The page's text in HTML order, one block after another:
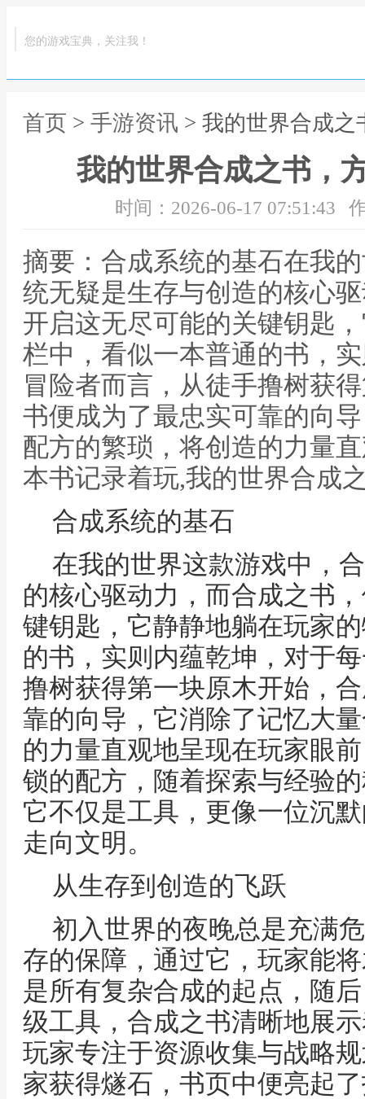
您的游戏宝典，关注我！
首页 > 手游资讯 > 我的世界合成
我的世界合成之书，
时间：2026-06-17 07:51:43
摘要：合成系统的基石在我
统无疑是生存与创造的核心
开启这无尽可能的关键钥匙
栏中，看似一本普通的书，
冒险者而言，从徒手撸树获
书便成为了最忠实可靠的向
配方的繁琐，将创造的力量
本书记录着玩,我的世界合成
合成系统的基石
在我的世界这款游戏中，
的核心驱动力，而合成之书
键钥匙，它静静地躺在玩家
的书，实则内蕴乾坤，对于
撸树获得第一块原木开始，
靠的向导，它消除了记忆大
的力量直观地呈现在玩家眼
锁的配方，随着探索与经验
它不仅是工具，更像一位沉
走向文明。
从生存到创造的飞跃
初入世界的夜晚总是充满
存的保障，通过它，玩家能
是所有复杂合成的起点，随
级工具，合成之书清晰地展
玩家专注于资源收集与战略
家获得燧石，书页中便亮起